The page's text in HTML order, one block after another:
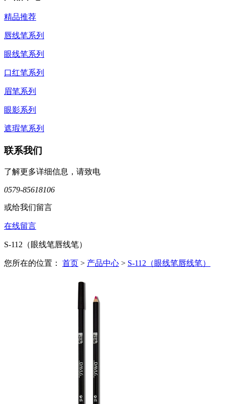
精品推荐
唇线笔系列
眼线笔系列
口红笔系列
眉笔系列
眼影系列
遮瑕笔系列
联系我们
了解更多详细信息，请致电
0579-85618106
或给我们留言
在线留言
S-112（眼线笔唇线笔）
您所在的位置： 首页 > 产品中心 > S-112（眼线笔唇线笔）